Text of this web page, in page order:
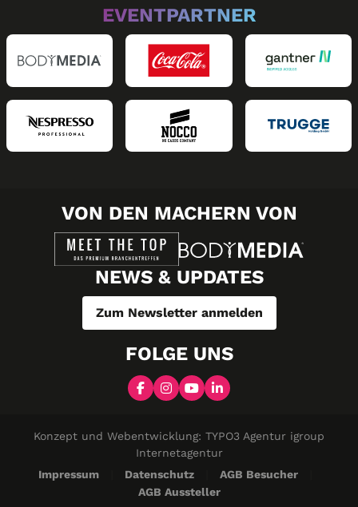
EVENTPARTNER
VON DEN MACHERN VON
NEWS & UPDATES
Zum Newsletter anmelden
FOLGE UNS
Konzept und Webentwicklung: TYPO3 Agentur igroup
Internetagentur
Impressum
Datenschutz
AGB Besucher
AGB Aussteller